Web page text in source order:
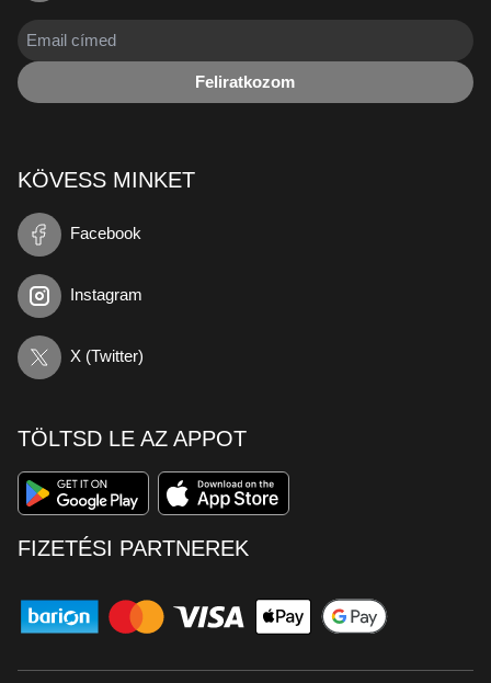
Feliratkozom
KÖVESS MINKET
Facebook
Instagram
X (Twitter)
TÖLTSD LE AZ APPOT
FIZETÉSI PARTNEREK